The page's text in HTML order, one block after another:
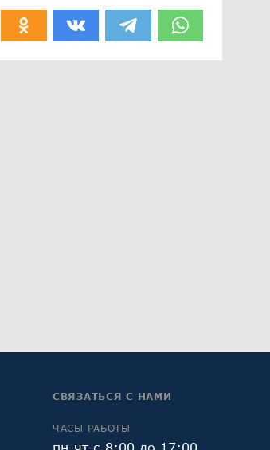
СВЯЗАТЬСЯ С НАМИ
ЧАСЫ РАБОТЫ